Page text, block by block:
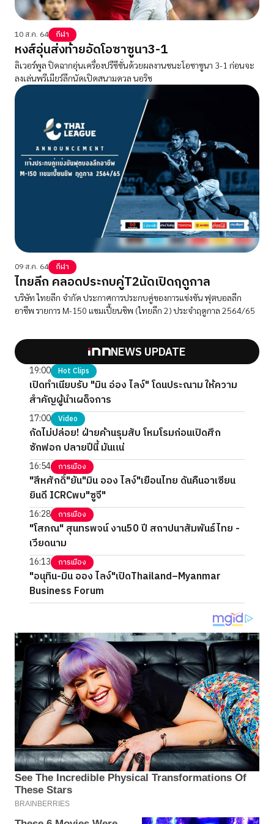
10 ส.ค. 64 กีฬา
หงส์อุ่นส่งท้ายอัดโอซาซูนา3-1
ลิเวอร์พูล ปิดฉากอุ่นเครื่องปรีซีซั่นด้วยผลงานชนะโอซาซูนา 3-1 ก่อนจะ
ลงเล่นพรีเมียร์ลีกนัดเปิดสนามดวล นอริช
09 ส.ค. 64 กีฬา
ไทยลีก คลอดประกบคู่T2นัดเปิดฤดูกาล
บริษัท ไทยลีก จำกัด ประกาศการประกบคู่ของการแข่งขัน ฟุตบอลลีก
อาชีพ รายการ M-150 แชมเปี้ยนชิพ (ไทยลีก 2) ประจำฤดูกาล 2564/65
NEWS UPDATE
19:00 Hot Clips
เปิดทำเนียบรับ "มิน อ่อง ไลง์" โดนประณาม ให้ความ
สำคัญผู้นำเผด็จการ
17:00 Video
กัดไม่ปล่อย! ฝ่ายค้านรุมสับ โหมโรมก่อนเปิดศึก
ซักฟอก ปลายปีนี้ มันแน่
16:54 การเมือง
"สีหศักดิ์"ยัน"มิน ออง ไลง์"เยือนไทย ดันคืนอาเซียน
ยินดี ICRCพบ"ซูจี"
16:28 การเมือง
"โสภณ" สุนทรพจน์ งาน50 ปี สถาปนาสัมพันธ์ไทย -
เวียดนาม
16:13 การเมือง
"อนุทิน-มิน ออง ไลง์"เปิดThailand–Myanmar
Business Forum